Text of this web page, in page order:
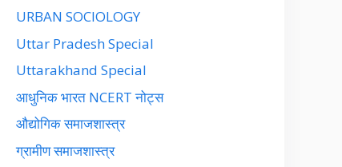
URBAN SOCIOLOGY
Uttar Pradesh Special
Uttarakhand Special
आधुनिक भारत NCERT नोट्स
औद्योगिक समाजशास्त्र
ग्रामीण समाजशास्त्र